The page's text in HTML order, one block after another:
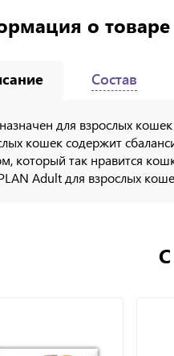
о товаре
для взрослых
кошек содержит
который так нравится
Adult для взрослых
Состав